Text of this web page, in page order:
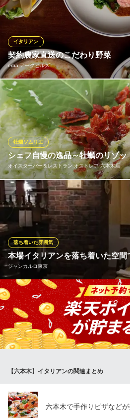
お楽しみいただける当店。千葉や石川
菜と産直を中心とした魚介など、こだ
でアレンジしてご提供いたします。ス
ーフロープランもございますので、ぜ
い。
DAL‐MATTO 六本木ヒルズ店
六本木×イタリアン
地下鉄日比谷線六本木駅 徒歩3分
東京都港区六本木6-10-1 六本木ヒルズウェスト
契約農家直送のこだわり野菜
erba アークヒルズ
イタリアン
新鮮野菜を使った料理が自慢の当店。
から届く、鮮度も質も抜群の素材のみ
すめの「野菜たっぷりバーニャカウ
ダ、ピッツァなど定番メニューもご用
によるイタリアンをご堪能ください♪
erba アークヒルズ
本気のイタリア料理店！
地下鉄南北線六本木一丁目駅 徒歩2分
東京都港区六本木1-4-5 アークヒルズサウスタワ
シェフ自慢の逸品～牡蠣のリゾッ
オイスターバー＆レストラン オストレア 六本木店
牡蠣ソムリエ
大葉をペースト状にして混ぜあわせた
はマイルドなクリームベース。牡蠣を
て焼くことで旨みを出しやすい状態で
後に大粒の牡蠣、生ハムの素揚げを
品で人気の一品です。
オイスターバー＆レストラン オ
オイスターバー
都営大江戸線六本木駅 徒歩1分
東京都港区六本木7-15-17 ユニ六本木ビル1F
本場イタリアンを落ち着いた空間
ジャンカルロ東京
落ち着いた雰囲気
レストランのメイン料理であるピッツ
とができる窯前のカウンター席に、東
を用意。店内は友人宅に招かれたよう
でお食事がお楽しみ頂けます。 友人
た店内は、大人デートや女子会にぴっ
ピッツァ・イタリアン
東京都港区麻布台3-4-14 1F
【六本木】イタリアンの関連まとめ
六本木で手作りピザなど